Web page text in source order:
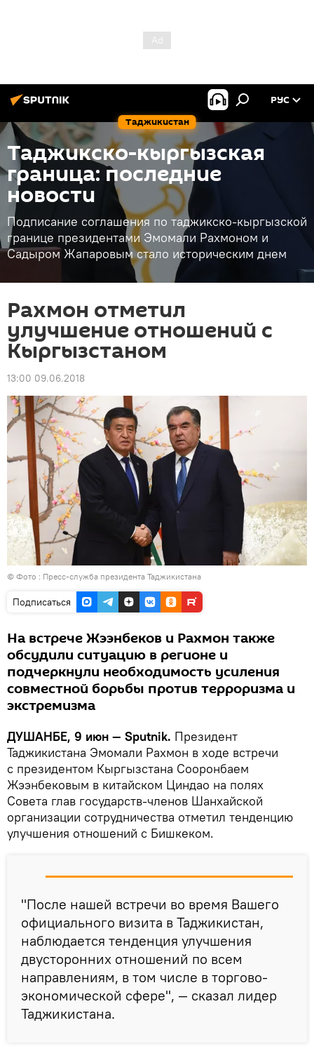
Таджикистан
РУС
Таджикско-кыргызская
граница: последние
новости
Подписание соглашения по таджикско-кыргызской
границе президентами Эмомали Рахмоном и
Садыром Жапаровым стало историческим днем
Рахмон отметил
улучшение отношений с
Кыргызстаном
13:00 09.06.2018
© Фото : Пресс-служба президента Таджикистана
Подписаться
На встрече Жээнбеков и Рахмон также
обсудили ситуацию в регионе и
подчеркнули необходимость усиления
совместной борьбы против терроризма и
экстремизма
ДУШАНБЕ, 9 июн — Sputnik. Президент
Таджикистана Эмомали Рахмон в ходе встречи
с президентом Кыргызстана Сооронбаем
Жээнбековым в китайском Циндао на полях
Совета глав государств-членов Шанхайской
организации сотрудничества отметил тенденцию
улучшения отношений с Бишкеком.
"После нашей встречи во время Вашего
официального визита в Таджикистан,
наблюдается тенденция улучшения
двусторонних отношений по всем
направлениям, в том числе в торгово-
экономической сфере", — сказал лидер
Таджикистана.